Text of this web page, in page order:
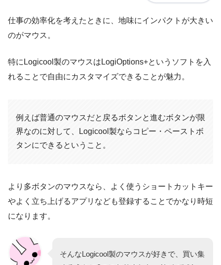
仕事の効率化を考えたときに、地味にインパクトが大きい
のがマウス。
特にLogicool製のマウスはLogiOptions+というソフトを入
れることで自由にカスタマイズできることが魅力。
例えば普通のマウスだと戻るボタンと進むボタンが限
界なのに対して、Logicool製ならコピー・ペーストボ
タンにできるということ。
より多ボタンのマウスなら、よく使うショートカットキー
やよく立ち上げるアプリなども登録することでかなり時短
になります。
そんなLogicool製のマウスが好きで、買い集